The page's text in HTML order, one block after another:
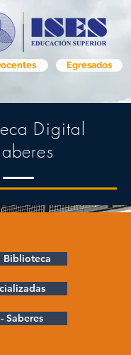
Egresados
Digital
Biblioteca
Saberes